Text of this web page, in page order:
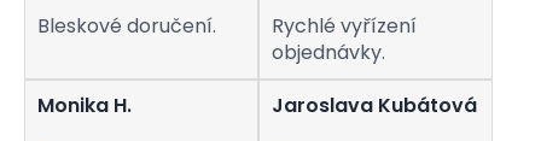
i
s
u
Bleskové doručení.
Rychlé vyřízení
objednávky.
Monika H.
Jaroslava Kubátová